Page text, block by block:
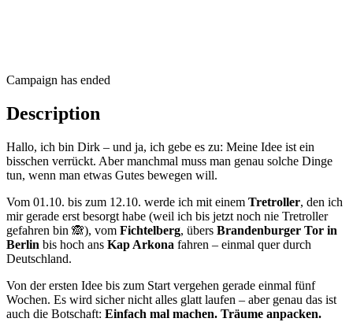
Campaign has ended
Description
Hallo, ich bin Dirk – und ja, ich gebe es zu: Meine Idee ist ein
bisschen verrückt. Aber manchmal muss man genau solche Dinge
tun, wenn man etwas Gutes bewegen will.
Vom 01.10. bis zum 12.10. werde ich mit einem Tretroller, den ich
mir gerade erst besorgt habe (weil ich bis jetzt noch nie Tretroller
gefahren bin 🙈), vom Fichtelberg, übers Brandenburger Tor in
Berlin bis hoch ans Kap Arkona fahren – einmal quer durch
Deutschland.
Von der ersten Idee bis zum Start vergehen gerade einmal fünf
Wochen. Es wird sicher nicht alles glatt laufen – aber genau das ist
auch die Botschaft: Einfach mal machen. Träume anpacken.